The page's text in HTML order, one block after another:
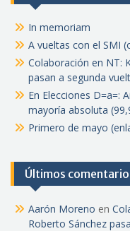
In memoriam
A vueltas con el SMI
Colaboración en NT:
pasan a segunda
En Elecciones D=a=:
mayoría absoluta
Primero de mayo
Últimos
Aarón Moreno en
Roberto Sánchez